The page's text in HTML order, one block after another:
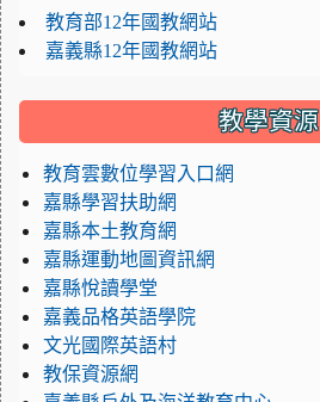
教育部12年國教網站
嘉義縣12年國教網站
教學資源
教育雲數位學習入口網
嘉縣學習扶助網
嘉縣本土教育網
嘉縣運動地圖資訊網
嘉縣悅讀學堂
嘉義品格英語學院
文光國際英語村
教保資源網